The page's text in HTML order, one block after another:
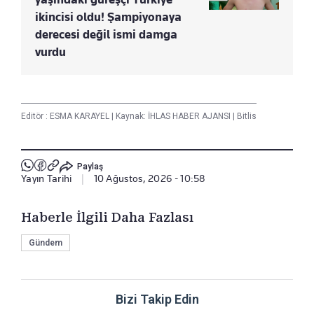
ikincisi oldu! Şampiyonaya
derecesi değil ismi damga
vurdu
Editör : ESMA KARAYEL Kaynak: İHLAS HABER AJANSI Bitlis
Paylaş
Yayın Tarihi 10 Ağustos, 2026 - 10:58
Haberle İlgili Daha Fazlası
Gündem
Bizi Takip Edin